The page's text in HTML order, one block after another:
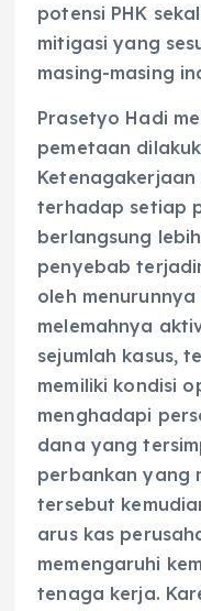
potensi PHK
mitigasi yang
masing-masing
Prasetyo Hadi
pemetaan
terhadap setiap
berlangsung
penyebab
oleh
melemahnya
sejumlah kasus,
memiliki kondisi
menghadapi
dana yang
perbankan yang
tersebut
arus kas
memengaruhi
tenaga kerja.